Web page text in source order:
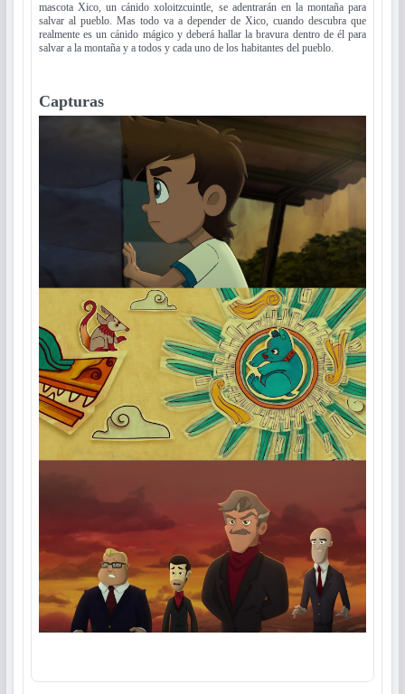
mascota Xico, un cánido xoloitzcuintle, se adentrarán en la montaña para
salvar al pueblo. Mas todo va a depender de Xico, cuando descubra que
realmente es un cánido mágico y deberá hallar la bravura dentro de él para
salvar a la montaña y a todos y cada uno de los habitantes del pueblo.
Capturas